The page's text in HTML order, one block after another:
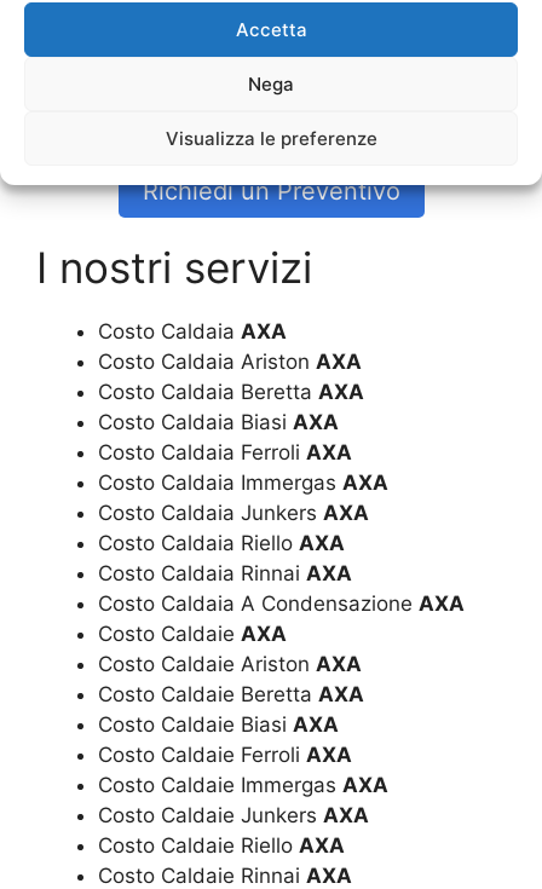
Accetta
Nega
Visualizza le preferenze
Vediamo dunque che diventa necessario far
fare un’Installazione Caldaia Biasi AXAper
scoprire tutti questi piccoli passaggi che sono
Richiedi un Preventivo
I nostri servizi
Costo Caldaia AXA
Costo Caldaia Ariston AXA
Costo Caldaia Beretta AXA
Costo Caldaia Biasi AXA
Costo Caldaia Ferroli AXA
Costo Caldaia Immergas AXA
Costo Caldaia Junkers AXA
Costo Caldaia Riello AXA
Costo Caldaia Rinnai AXA
Costo Caldaia A Condensazione AXA
Costo Caldaie AXA
Costo Caldaie Ariston AXA
Costo Caldaie Beretta AXA
Costo Caldaie Biasi AXA
Costo Caldaie Ferroli AXA
Costo Caldaie Immergas AXA
Costo Caldaie Junkers AXA
Costo Caldaie Riello AXA
Costo Caldaie Rinnai AXA